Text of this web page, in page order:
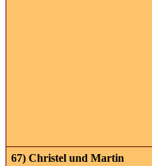
67) Christel und Martin